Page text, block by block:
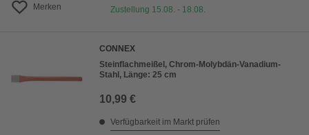
Merken
Zustellung 15.08. - 18.08.
CONNEX
Steinflachmeißel, Chrom-Molybdän-Vanadium-
Stahl, Länge: 25 cm
10,99 €
Verfügbarkeit im Markt prüfen